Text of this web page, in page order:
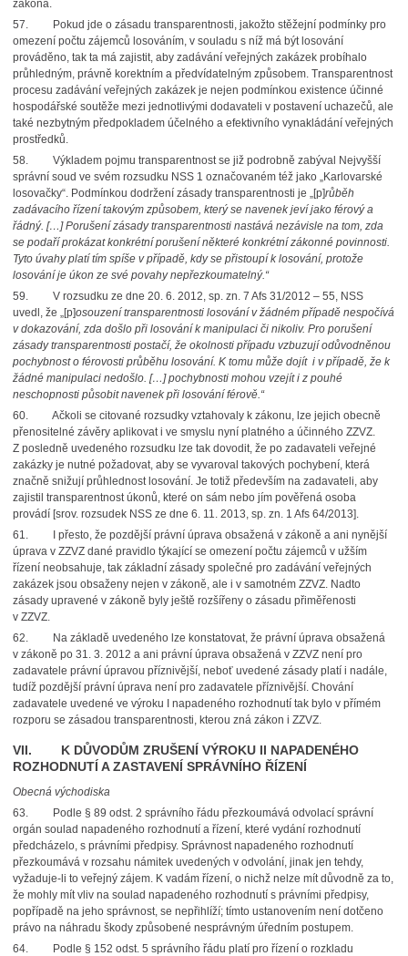
zákona.
57.
Pokud jde o zásadu transparentnosti, jakožto stěžejní podmínky pro
omezení počtu zájemců losováním, v souladu s níž má být losování
prováděno, tak ta má zajistit, aby zadávání veřejných zakázek probíhalo
průhledným, právně korektním a předvídatelným způsobem. Transparentnost
procesu zadávání veřejných zakázek je nejen podmínkou existence účinné
hospodářské soutěže mezi jednotlivými dodavateli v postavení uchazečů, ale
také nezbytným předpokladem účelného a efektivního vynakládání veřejných
prostředků.
58.
Výkladem pojmu transparentnost se již podrobně zabýval Nejvyšší
správní soud ve svém rozsudku NSS 1 označovaném též jako „Karlovarské
losovačky“. Podmínkou dodržení zásady transparentnosti je „[p]růběh
zadávacího řízení takovým způsobem, který se navenek jeví jako férový a
řádný. […] Porušení zásady transparentnosti nastává nezávisle na tom, zda
se podaří prokázat konkrétní porušení některé konkrétní zákonné povinnosti.
Tyto úvahy platí tím spíše v případě, kdy se přistoupí k losování, protože
losování je úkon ze své povahy nepřezkoumatelný.“
59.
V rozsudku ze dne 20. 6. 2012, sp. zn. 7 Afs 31/2012 – 55, NSS
uvedl, že „[p]osouzení transparentnosti losování v žádném případě nespočívá
v dokazování, zda došlo při losování k manipulaci či nikoliv. Pro porušení
zásady transparentnosti postačí, že okolnosti případu vzbuzují odůvodněnou
pochybnost o férovosti průběhu losování. K tomu může dojít i v případě, že k
žádné manipulaci nedošlo. […] pochybnosti mohou vzejít i z pouhé
neschopnosti působit navenek při losování férově.“
60.
Ačkoli se citované rozsudky vztahovaly k zákonu, lze jejich obecně
přenositelné závěry aplikovat i ve smyslu nyní platného a účinného ZZVZ.
Z posledně uvedeného rozsudku lze tak dovodit, že po zadavateli veřejné
zakázky je nutné požadovat, aby se vyvaroval takových pochybení, která
značně snižují průhlednost losování. Je totiž především na zadavateli, aby
zajistil transparentnost úkonů, které on sám nebo jím pověřená osoba
provádí [srov. rozsudek NSS ze dne 6. 11. 2013, sp. zn. 1 Afs 64/2013].
61.
I přesto, že pozdější právní úprava obsažená v zákoně a ani nynější
úprava v ZZVZ dané pravidlo týkající se omezení počtu zájemců v užším
řízení neobsahuje, tak základní zásady společné pro zadávání veřejných
zakázek jsou obsaženy nejen v zákoně, ale i v samotném ZZVZ. Nadto
zásady upravené v zákoně byly ještě rozšířeny o zásadu přiměřenosti
v ZZVZ.
62.
Na základě uvedeného lze konstatovat, že právní úprava obsažená
v zákoně po 31. 3. 2012 a ani právní úprava obsažená v ZZVZ není pro
zadavatele právní úpravou příznivější, neboť uvedené zásady platí i nadále,
tudíž pozdější právní úprava není pro zadavatele příznivější. Chování
zadavatele uvedené ve výroku I napadeného rozhodnutí tak bylo v přímém
rozporu se zásadou transparentnosti, kterou zná zákon i ZZVZ.
VII. K DŮVODŮM ZRUŠENÍ VÝROKU II NAPADENÉHO
ROZHODNUTÍ A ZASTAVENÍ SPRÁVNÍHO ŘÍZENÍ
Obecná východiska
63.
Podle § 89 odst. 2 správního řádu přezkoumává odvolací správní
orgán soulad napadeného rozhodnutí a řízení, které vydání rozhodnutí
předcházelo, s právními předpisy. Správnost napadeného rozhodnutí
přezkoumává v rozsahu námitek uvedených v odvolání, jinak jen tehdy,
vyžaduje-li to veřejný zájem. K vadám řízení, o nichž nelze mít důvodně za to,
že mohly mít vliv na soulad napadeného rozhodnutí s právními předpisy,
popřípadě na jeho správnost, se nepřihlíží; tímto ustanovením není dotčeno
právo na náhradu škody způsobené nesprávným úředním postupem.
64.
Podle § 152 odst. 5 správního řádu platí pro řízení o rozkladu